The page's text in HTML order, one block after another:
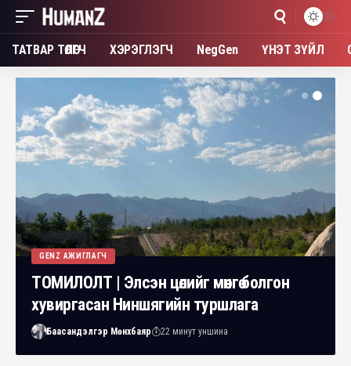
ТАТВАР ТӨЛӨГЧ ХЭРЭГЛЭГЧ NegGen ҮНЭТ ЗҮЙЛ
GENZ АЖИГЛАГЧ
ТОМИЛОЛТ | Элсэн цөлийг мөнгө болгон
хувиргасан Ниншягийн туршлага
Баасандэлгэр Мөнхбаяр 22 минут уншина